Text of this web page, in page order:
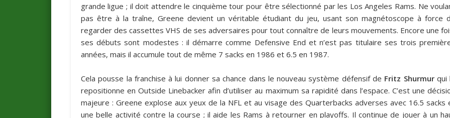
grande ligue ; il doit attendre le cinquième tour pour être sélectionné par les Los Angeles Rams. Ne
pas être à la traîne, Greene devient un véritable étudiant du jeu, usant son magnétoscope à force
regarder des cassettes VHS de ses adversaires pour tout connaître de leurs mouvements. Encore une
ses débuts sont modestes : il démarre comme Defensive End et n’est pas titulaire ses trois
années, mais il accumule tout de même 7 sacks en 1986 et 6.5 en 1987.
Cela pousse la franchise à lui donner sa chance dans le nouveau système défensif de Fritz Shurmurqui
repositionne en Outside Linebacker afin d’utiliser au maximum sa rapidité dans l’espace. C’est une
majeure : Greene explose aux yeux de la NFL et au visage des Quarterbacks adverses avec 16.5 sacks
une belle activité contre la course ; il aide les Rams à retourner en playoffs. Il continue de jouer à un